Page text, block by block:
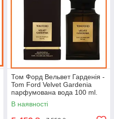
Том Форд Вельвет Гарденія -
Tom Ford Velvet Gardenia
парфумована вода 100 ml.
В наявності